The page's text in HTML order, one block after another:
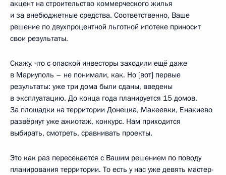
акцент на строительство коммерческого жилья
и за внебюджетные средства. Соответственно, Ваше
решение по двухпроцентной льготной ипотеке приносит
свои результаты.
Скажу, что с опаской инвесторы заходили ещё даже
в Мариуполь – не понимали, как. Но [вот] первые
результаты: уже три дома были сданы, введены
в эксплуатацию. До конца года планируется 15 домов.
За площадки на территории Донецка, Макеевки, Енакиево
развёрнут уже ажиотаж, конкурс. Нам приходится
выбирать, смотреть, сравнивать проекты.
Это как раз пересекается с Вашим решением по поводу
планирования территории. То есть у нас уже девять мастер-